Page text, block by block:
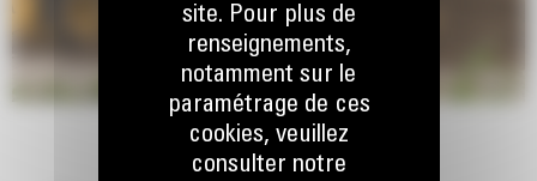
site. Pour plus de
renseignements,
notamment sur le
paramétrage de ces
cookies, veuillez
consulter notre